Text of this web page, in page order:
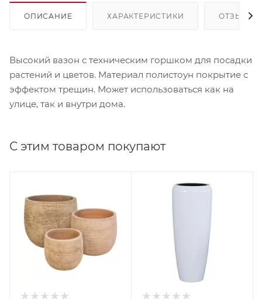
ОПИСАНИЕ ХАРАКТЕРИСТИКИ ОТЗЫВЫ
Высокий вазон с техническим горшком для посадки
растений и цветов. Материал полистоун покрытие с
эффектом трещин. Может использоваться как на
улице, так и внутри дома.
С этим товаром покупают